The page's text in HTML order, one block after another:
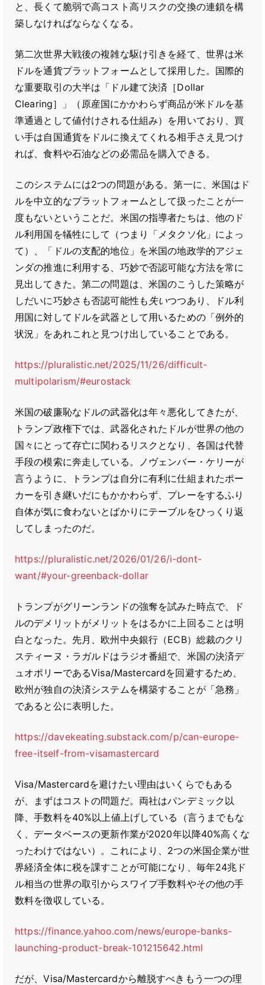
と、長くて脆弱で高コスト高リスクの交換の連鎖を構
築しなければならなくなる。
第二次世界大戦後の複雑な駆け引きを経て、世界は米
ドルを通貨プラットフォームとして採用した。国際的
な重要取引の大半は「ドル建て決済［Dollar
Clearing］」（原産国にかかわらず商品が米ドルを基
準通過として値付けされる仕組み）を用いており、買
い手は自国通貨をドルに換えてくれる相手さえ見つけ
れば、食料や石油などの必需品を購入できる。
このシステムには2つの問題がある。第一に、米国はド
ルを中立的なプラットフォームとして扱ったことが一
度もないということだ。米国の指導者たちは、他のド
ル利用国を犠牲にして（つまり「メタクソ化」によっ
て）、「ドルの支配的地位」を米国の地政学的アジェ
ンダの推進に利用する、巧妙で否認可能な方法を常に
見出してきた。第二の問題は、米国のこうした策略が
しだいに巧妙さも否認可能性も 失いつつあり、ドル利
用国に対してドルを武器として用いるための「例外的
状況」をあれこれと見つけ出していることである。
https://pluralistic.net/2025/11/26/difficult-
multipolarism/#eurostack
米国の破廉恥なドルの武器化は年々悪化してきたが、
トランプ政権下では、武器化されたドルが世界の他の
国々にとって存亡に関わるリスクとなり、各国は代替
手段の模索に奔走している。ノヴェンバー・ケリーが
言うように、トランプは自分に有利に仕組まれたポー
カーを引き継いだにもかかわらず、プレーをするふり
自体が気に食わないとばかりにテーブルをひっくり返
してしまったのだ。
https://pluralistic.net/2026/01/26/i-dont-
want/#your-greenback-dollar
トランプがグリーンランドの強奪を試みた時点で、ド
ルのデメリットがメリットをはるかに上回ることは明
白となった。先月、欧州中央銀行（ECB）総裁のクリ
スティーヌ・ラガルドはラジオ番組で、米国の決済デ
ュオポリーであるVisa/Mastercardを回避するため、
欧州が独自の決済システムを構築することが「急務」
であると公に表明した。
https://davekeating.substack.com/p/can-europe-
free-itself-from-visamastercard
Visa/Mastercardを避けたい理由はいくらでもある
が、まずはコストの問題だ。両社はパンデミック以
降、手数料を40%以上値上げしている（言うまでもな
く、データベースの更新作業が2020年以降40%高くな
ったわけではない）。これにより、2つの米国企業が世
界経済全体に税を課すことが可能になり、毎年24兆ド
ル相当の世界の取引からスワイプ手数料やその他の手
数料を徴収している。
https://finance.yahoo.com/news/europe-banks-
launching-product-break-101215642.html
だが、Visa/Mastercardから離脱すべきもう一つの理